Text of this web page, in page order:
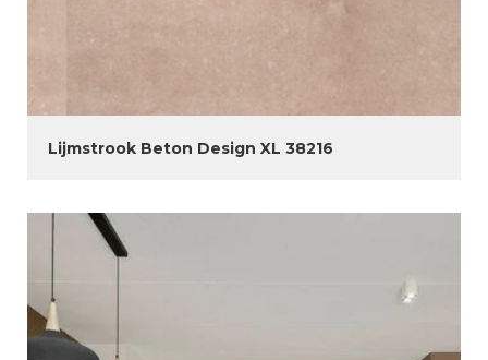
Lijmstrook Beton Design XL 38216